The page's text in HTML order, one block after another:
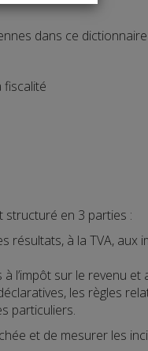
dans ce
structuré en 3 parties :
résultats, à la TVA, aux
l’impôt sur le revenu
les règles
particuliers.
et de mesurer les